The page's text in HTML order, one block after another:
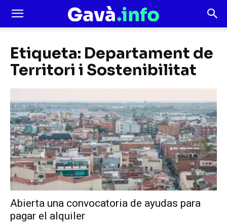
Etiqueta: Departament de
Territori i Sostenibilitat
Abierta una convocatoria de ayudas para
pagar el alquiler